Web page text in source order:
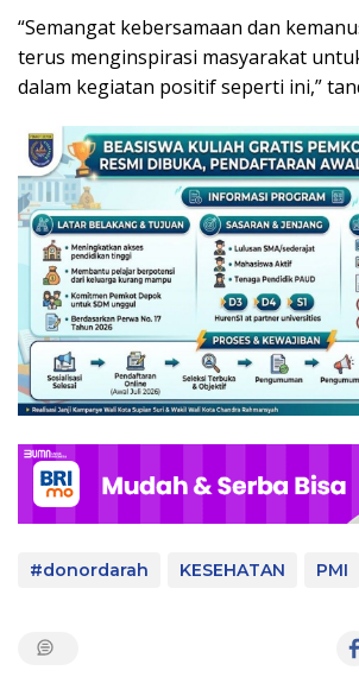
“Semangat kebersamaan dan
terus menginspirasi masyarakat
dalam kegiatan positif seperti ini,”
#donordarah KESEHATAN PMI